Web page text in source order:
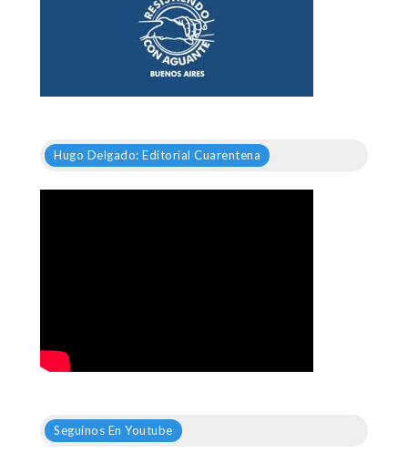
Hugo Delgado: Editorial Cuarentena
Seguinos En Youtube